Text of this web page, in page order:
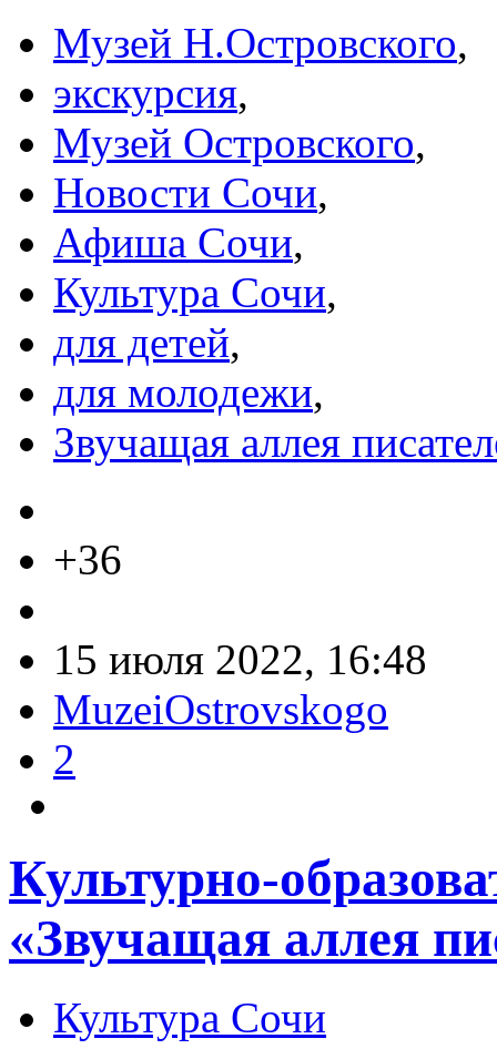
Музей Н.Островского,
экскурсия,
Музей Островского,
Новости Сочи,
Афиша Сочи,
Культура Сочи,
для детей,
для молодежи,
Звучащая аллея
+36
15 июля 2022, 16:48
MuzeiOstrovskogo
2
Культурно-
«Звучащая аллея
Культура Сочи